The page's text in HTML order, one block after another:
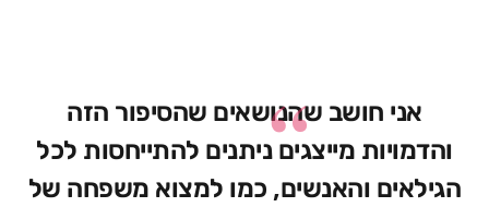
אני חושב שהנושאים שהסיפור הזה
והדמויות מייצגים ניתנים להתייחסות לכל
הגילאים והאנשים, כמו למצוא משפחה של